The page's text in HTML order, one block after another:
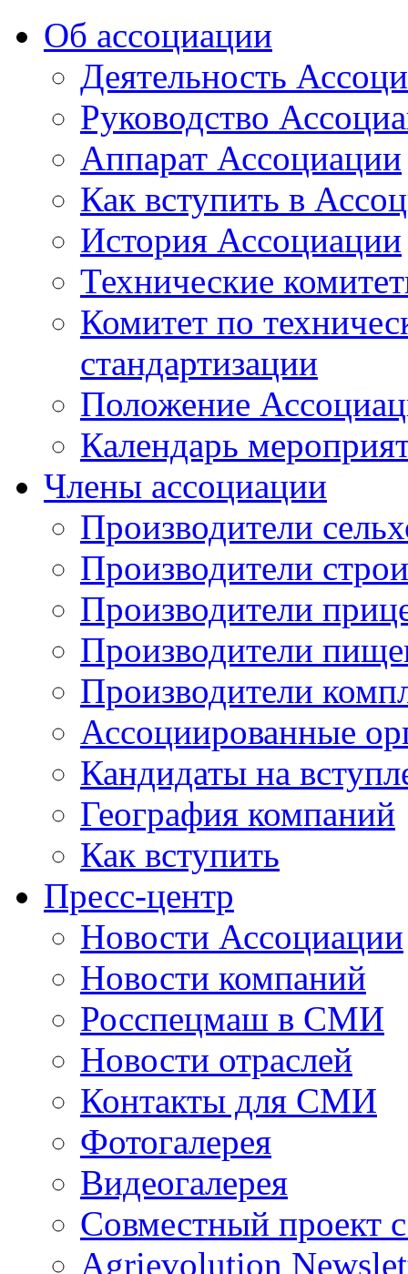
Об ассоциации
Деятельность
Руководство
Аппарат Ассоциации
Как вступить в
История Ассоциации
Технические
Комитет по
стандартизации
Положение
Календарь
Члены ассоциации
Производители
Производители
Производители
Производители
Производители
Ассоциированные
Кандидаты на
География компаний
Как вступить
Пресс-центр
Новости Ассоциации
Новости компаний
Росспецмаш в СМИ
Новости отраслей
Контакты для СМИ
Фотогалерея
Видеогалерея
Совместный проект
Agrievolution